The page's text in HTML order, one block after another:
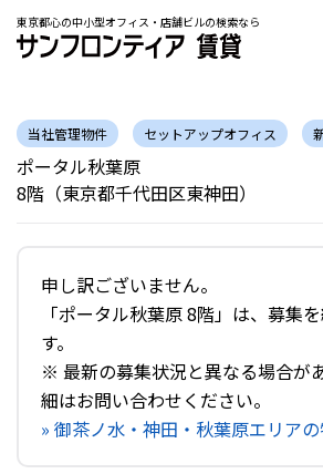
東京都心の中小型オフィス・店舗ビルの検索なら
当社管理物件 セットアップオフィス
ポータル秋葉原
8階（東京都千代田区東神田）
申し訳ございません。
「ポータル秋葉原 8階」は、募集
す。
※ 最新の募集状況と異なる場合が
細はお問い合わせください。
» 御茶ノ水・神田・秋葉原エリア